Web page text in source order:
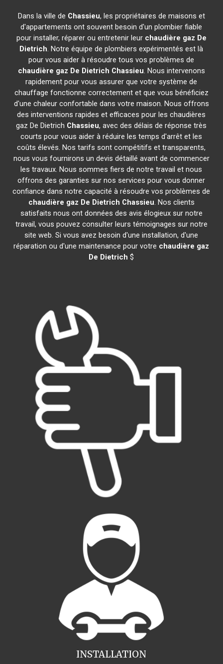
Dans la ville de Chassieu, les propriétaires de maisons et
d'appartements ont souvent besoin d'un plombier fiable
pour installer, réparer ou entretenir leur chaudière gaz De
Dietrich. Notre équipe de plombiers expérimentés est là
pour vous aider à résoudre tous vos problèmes de
chaudière gaz De Dietrich Chassieu. Nous intervenons
rapidement pour vous assurer que votre système de
chauffage fonctionne correctement et que vous bénéficiez
d'une chaleur confortable dans votre maison. Nous offrons
des interventions rapides et efficaces pour les chaudières
gaz De Dietrich Chassieu, avec des délais de réponse très
courts pour vous aider à réduire les temps d'arrêt et les
coûts élevés. Nos tarifs sont compétitifs et transparents,
nous vous fournirons un devis détaillé avant de commencer
les travaux. Nous sommes fiers de notre travail et nous
offrons des garanties sur nos services pour vous donner
confiance dans notre capacité à résoudre vos problèmes de
chaudière gaz De Dietrich Chassieu. Nos clients
satisfaits nous ont données des avis élogieux sur notre
travail, vous pouvez consulter leurs témoignages sur notre
site web. Si vous avez besoin d'une installation, d'une
réparation ou d'une maintenance pour votre chaudière gaz
De Dietrich $
INSTALLATION